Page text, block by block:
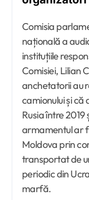
Comisia
națională a
instituțiile
Comisiei, Lilian
anchetatorii au
camionului și
Rusia între
armamentul ar
Moldova prin
transportat de
periodic din
marfă.